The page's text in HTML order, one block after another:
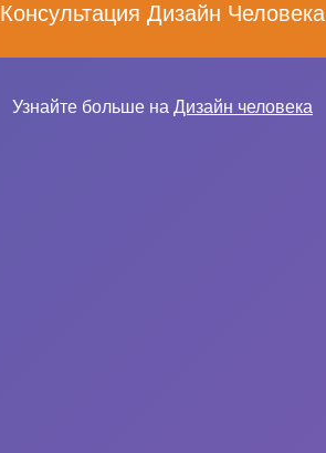
Консультация Дизайн Человека
Узнайте больше на Дизайн человека